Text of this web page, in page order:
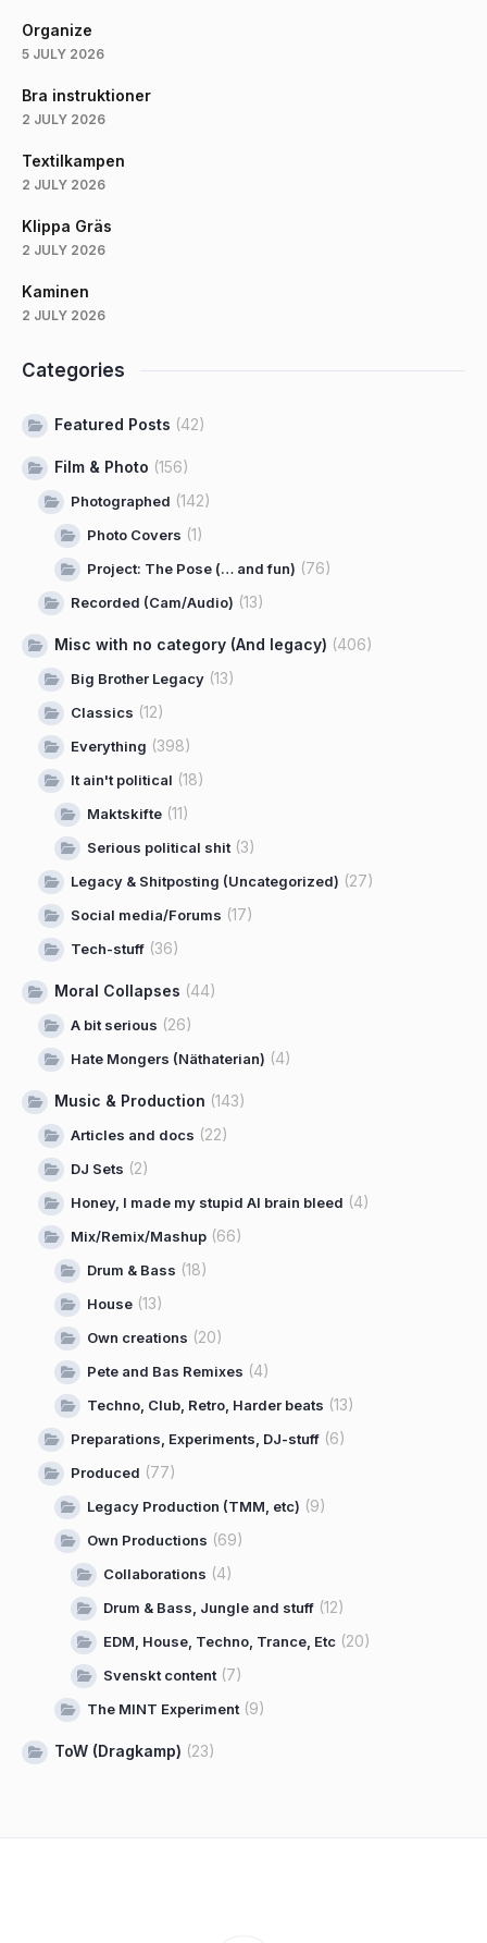
Organize
5 JULY 2026
Bra instruktioner
2 JULY 2026
Textilkampen
2 JULY 2026
Klippa Gräs
2 JULY 2026
Kaminen
2 JULY 2026
Categories
Featured Posts (42)
Film & Photo (156)
Photographed (142)
Photo Covers (1)
Project: The Pose (… and fun) (76)
Recorded (Cam/Audio) (13)
Misc with no category (And legacy) (406)
Big Brother Legacy (13)
Classics (12)
Everything (398)
It ain't political (18)
Maktskifte (11)
Serious political shit(3)
Legacy & Shitposting (Uncategorized) (27)
Social media/Forums (17)
Tech-stuff (36)
Moral Collapses (44)
A bit serious (26)
Hate Mongers (Näthaterian) (4)
Music & Production (143)
Articles and docs (22)
DJ Sets (2)
Honey, I made my stupid AI brain bleed (4)
Mix/Remix/Mashup (66)
Drum & Bass (18)
House (13)
Own creations (20)
Pete and Bas Remixes (4)
Techno, Club, Retro, Harder beats (13)
Preparations, Experiments, DJ-stuff (6)
Produced (77)
Legacy Production (TMM, etc) (9)
Own Productions (69)
Collaborations (4)
Drum & Bass, Jungle and stuff (12)
EDM, House, Techno, Trance, Etc (20)
Svenskt content(7)
The MINT Experiment(9)
ToW (Dragkamp) (23)